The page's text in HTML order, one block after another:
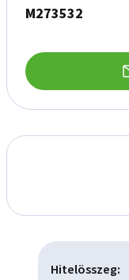
M273532
Hitelösszeg: